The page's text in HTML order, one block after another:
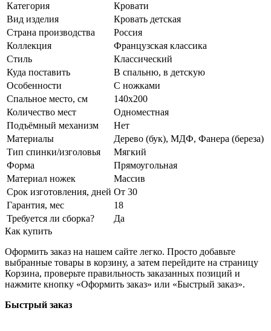
Категория
Кровати
Вид изделия
Кровать детская
Страна производства
Россия
Коллекция
Французская классика
Стиль
Классический
Куда поставить
В спальню, в детскую
Особенности
С ножками
Спальное место, см
140х200
Количество мест
Одноместная
Подъёмный механизм
Нет
Материалы
Дерево (бук), МДФ, Фанера (береза)
Тип спинки/изголовья
Мягкий
Форма
Прямоугольная
Материал ножек
Массив
Срок изготовления, дней От 30
Гарантия, мес
18
Требуется ли сборка?
Да
Как купить
Оформить заказ на нашем сайте легко. Просто добавьте
выбранные товары в корзину, а затем перейдите на страницу
Корзина, проверьте правильность заказанных позиций и
нажмите кнопку «Оформить заказ» или «Быстрый заказ».
Быстрый заказ